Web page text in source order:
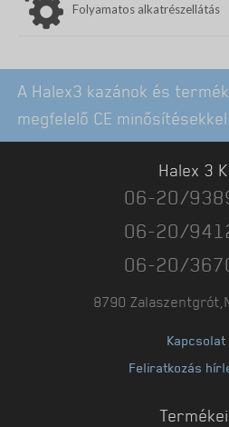
Folyamatos alkatrészellátás
A Halex3 kazánok és
megfelelő CE
Halex 3
06-20/
06-20/
06-20/
8790
Kapcsolat
Feliratkozás